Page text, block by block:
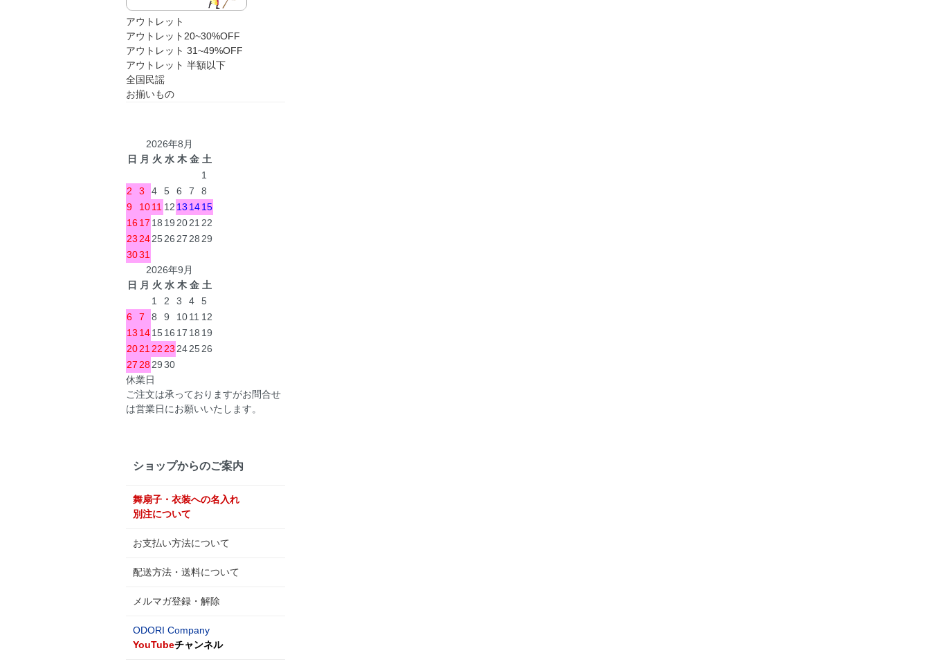
アウトレット
アウトレット20~30%OFF
アウトレット 31~49%OFF
アウトレット 半額以下
全国民謡
お揃いもの
2026年8月
日 月 火 水 木 金 土
1
2
3 4 5 6 7
8
9
1011 12 13 1415
1617 18 19202122
23242526272829
3031
2026年9月
日 月 火 水 木 金 土
1
2 3 4
5
6
7 8 9 1011 12
13 141516 17 18 19
20212223242526
27282930
休業日
ご注文は承っておりますがお問合せ
は営業日にお願いいたします。
ショップからのご案内
舞扇子・衣装への名入れ
別注について
お支払い方法について
配送方法・送料について
メルマガ登録・解除
ODORI Company
YouTubeチャンネル